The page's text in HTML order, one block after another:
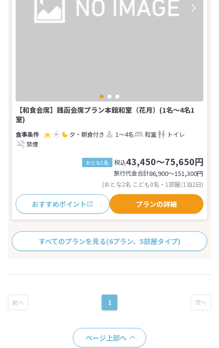
【和食会席】銭函会席プラン本館和室（花月）(1名～4名1
室)
夕・朝食付き 1～4名 和室
トイレ
禁煙
おとな1名 税込43,450～75,650円
旅行代金合計86,900〜151,300円
(おとな2名 こども0名・1部屋/1泊2日)
おすすめポイント プランの詳細
すべてのプランを見る(6プラン、5部屋タイプ)
1
ページ上部へ